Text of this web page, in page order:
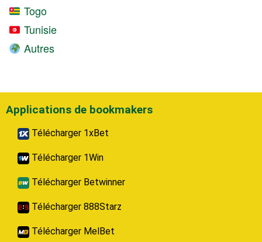
Togo
Tunisie
Autres
Applications de bookmakers
Télécharger 1xBet
Télécharger 1Win
Télécharger Betwinner
Télécharger 888Starz
Télécharger MelBet